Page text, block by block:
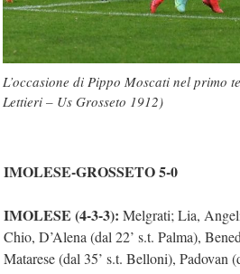
L’occasione di Pippo Moscati nel primo
Lettieri – Us Grosseto 1912)
IMOLESE-GROSSETO 5-0
IMOLESE (4-3-3): Melgrati; Lia,
Chio, D’Alena (dal 22’ s.t. Palma),
Matarese (dal 35’ s.t. Belloni), Padovan